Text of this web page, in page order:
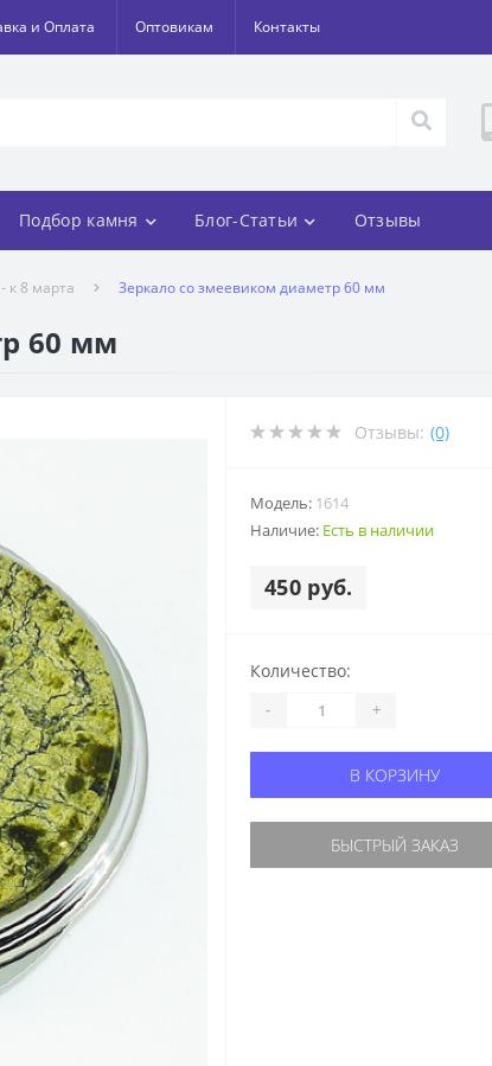
и Оплата Оптовикам Контакты
Подбор камня Блог-Статьи Отзывы
к 8 марта Зеркало со змеевиком диаметр 60 мм
60 мм
Отзывы: (0)
Модель: 1614
Наличие: Есть в наличии
450 руб.
Количество:
- +
В КОРЗИНУ
БЫСТРЫЙ ЗАКАЗ